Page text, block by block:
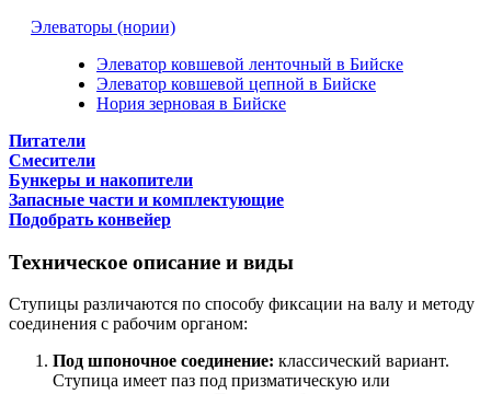
Элеваторы (нории)
Элеватор ковшевой ленточный в Бийске
Элеватор ковшевой цепной в Бийске
Нория зерновая в Бийске
Питатели
Смесители
Бункеры и накопители
Запасные части и комплектующие
Подобрать конвейер
Техническое описание и виды
Ступицы различаются по способу фиксации на валу и методу
соединения с рабочим органом:
Под шпоночное соединение: классический вариант.
Ступица имеет паз под призматическую или